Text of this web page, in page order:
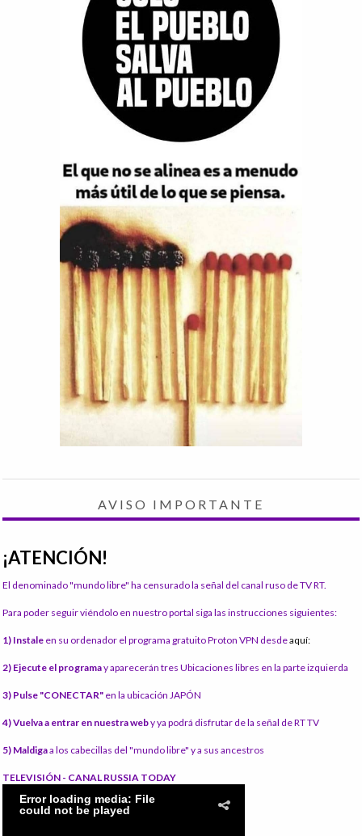
AVISO IMPORTANTE
¡ATENCIÓN!
El denominado "mundo libre" ha censurado la señal del canal ruso de TV RT.
Para poder seguir viéndolo en nuestro portal siga las instrucciones siguientes:
1) Instale en su ordenador el programa gratuito Proton VPN desdeaquí:
2) Ejecute el programay aparecerán tres Ubicaciones libres en la parte izquierda
3) Pulse "CONECTAR" en la ubicación JAPÓN
4) Vuelva a entrar en nuestra weby ya podrá disfrutar de la señal de RT TV
5) Maldigaa los cabecillas del "mundo libre" y a sus ancestros
TELEVISIÓN - CANAL RUSSIA TODAY